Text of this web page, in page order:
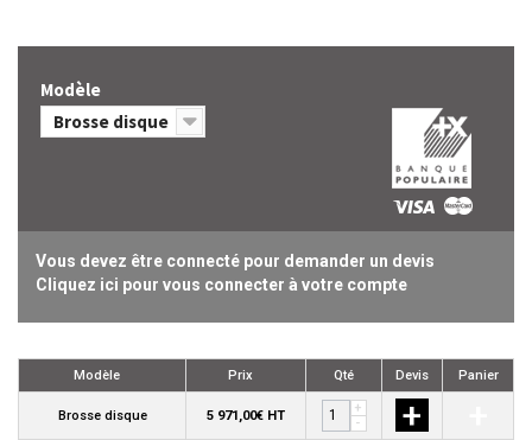
Modèle
Brosse disque
Vous devez être connecté pour demander un devis
Cliquez ici pour vous connecter à votre compte
Modèle Prix Qté Devis Panier
Brosse disque 5 971,00€ HT
+
-
+